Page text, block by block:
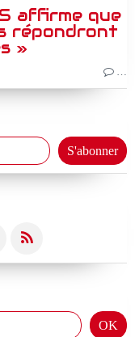
affirme que
répondront
»